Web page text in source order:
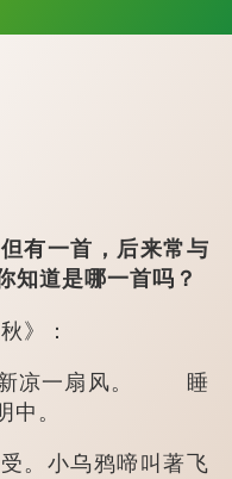
有一首，后来常与
知道是哪一首吗？
》：
凉一扇风。 睡
中。
。小乌鸦啼叫著飞